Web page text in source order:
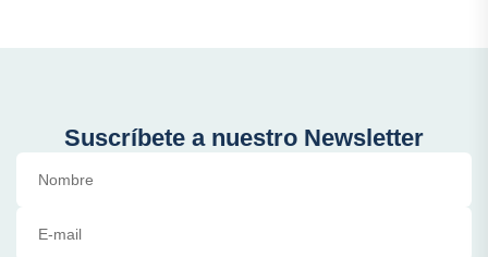
Suscríbete a nuestro Newsletter